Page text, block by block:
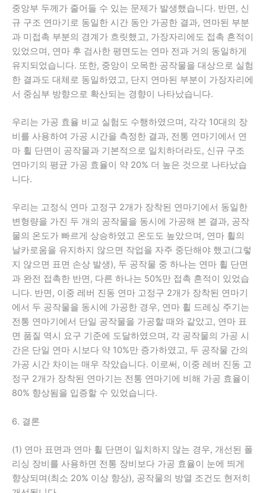
중앙부 두께가 줄어들 수 있는 문제가 발생했습니다. 반면, 신
규 구조 연마기로 동일한 시간 동안 가공한 결과, 연마된 부분
과 미접촉 부분의 경계가 흐릿했고, 가장자리에도 접촉 흔적이
있었으며, 연마 후 검사한 평면도는 연마 전과 거의 동일하게
유지되었습니다. 또한, 중앙이 오목한 공작물을 대상으로 실험
한 결과도 대체로 동일하였고, 단지 연마된 부분이 가장자리에
서 중심부 방향으로 확산되는 경향이 나타났습니다.
우리는 가공 효율 비교 실험도 수행하였으며, 각각 10대의 장
비를 사용하여 가공 시간을 측정한 결과, 전통 연마기에서 연
마 휠 단면이 공작물과 기본적으로 일치하더라도, 신규 구조
연마기의 평균 가공 효율이 약 20% 더 높은 것으로 나타났습
니다.
우리는 고정식 연마 고정구 2개가 장착된 연마기에서 동일한
변형량을 가진 두 개의 공작물을 동시에 가공해 본 결과, 공작
물의 온도가 빠르게 상승하였고 온도도 높았으며, 연마 휠의
날카로움을 유지하지 않으면 작업을 자주 중단해야 했고(그렇
지 않으면 표면 손상 발생), 두 공작물 중 하나는 연마 휠 단면
과 완전 접촉한 반면, 다른 하나는 50%만 접촉 흔적이 있었습
니다. 반면, 이중 레버 진동 연마 고정구 2개가 장착된 연마기
에서 두 공작물을 동시에 가공한 경우, 연마 휠 드레싱 주기는
전통 연마기에서 단일 공작물을 가공할 때와 같았고, 연마 표
면 품질 역시 요구 기준에 도달하였으며, 각 공작물의 가공 시
간은 단일 연마 시보다 약 10%만 증가하였고, 두 공작물 간의
가공 시간 차이는 매우 작았습니다. 이로써, 이중 레버 진동 고
정구 2개가 장착된 연마기는 전통 연마기에 비해 가공 효율이
80% 향상됨을 입증할 수 있었습니다.
6. 결론
(1) 연마 표면과 연마 휠 단면이 일치하지 않는 경우, 개선된 폴
리싱 장비를 사용하면 전통 장비보다 가공 효율이 눈에 띄게
향상되며(최소 20% 이상 향상), 공작물의 방열 조건도 현저히